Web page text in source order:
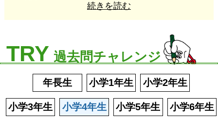
続きを読む
TRY 過去問チャレンジ
年長生 小学1年生 小学2年生
小学3年生 小学4年生 小学5年生 小学6年生